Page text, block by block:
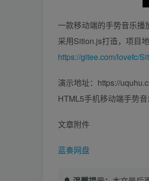
一款移动端的手势音乐播
采用Sition.js打造，项目地
https://gitee.com/lovefc/
演示地址：https://
HTML5手机移动端手势
文章附件
蓝奏网盘